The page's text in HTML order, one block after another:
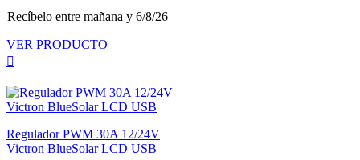
Recíbelo entre mañana y 6/8/26
VER PRODUCTO

Regulador PWM 30A 12/24V
Victron BlueSolar LCD USB